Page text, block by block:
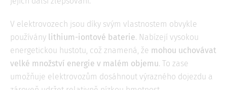
V elektrovozech jsou díky svým vlastnostem obvykle
používány lithium-iontové baterie. Nabízejí vysokou
energetickou hustotu, což znamená, že mohou uchovávat
velké množství energie v malém objemu. To zase
umožňuje elektrovozům dosáhnout výrazného dojezdu a